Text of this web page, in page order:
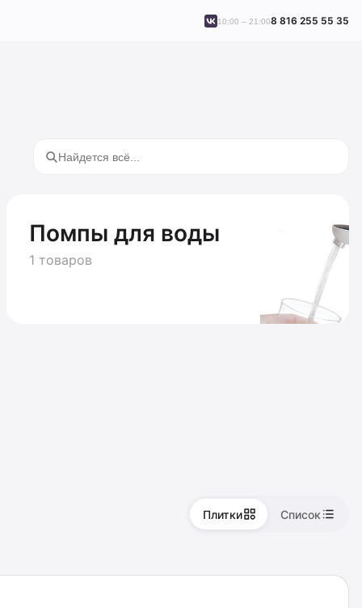
10:00 – 21:008 816 255 55 35
Помпы для воды
1 товаров
Плитки Список